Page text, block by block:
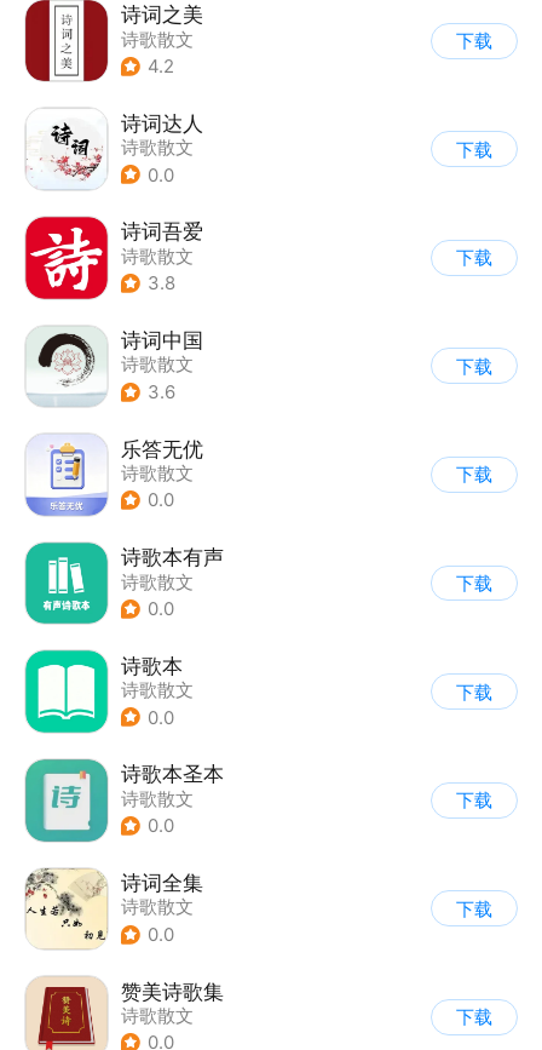
诗词之美
诗歌散文
4.2
下载
诗词达人
诗歌散文
0.0
下载
诗词吾爱
诗歌散文
3.8
下载
诗词中国
诗歌散文
3.6
下载
乐答无优
诗歌散文
0.0
下载
诗歌本有声
诗歌散文
0.0
下载
诗歌本
诗歌散文
0.0
下载
诗歌本圣本
诗歌散文
0.0
下载
诗词全集
诗歌散文
0.0
下载
赞美诗歌集
诗歌散文
0.0
下载